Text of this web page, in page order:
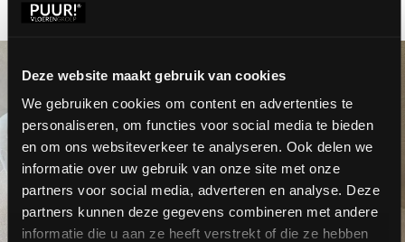
Deze website maakt gebruik van cookies
We gebruiken cookies om content en advertenties te
personaliseren, om functies voor social media te bieden
en om ons websiteverkeer te analyseren. Ook delen we
informatie over uw gebruik van onze site met onze
partners voor social media, adverteren en analyse. Deze
partners kunnen deze gegevens combineren met andere
informatie die u aan ze heeft verstrekt of die ze hebben